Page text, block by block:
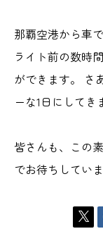
那覇空港から車
ライト前の数時
ができます。 さ
ーな1日にしてき
皆さんも、この
でお待ちしてい
